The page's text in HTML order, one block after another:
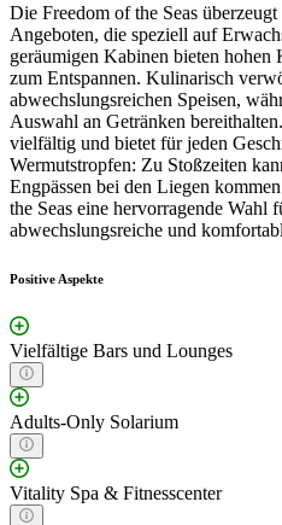
Die Freedom of the Seas
Angeboten, die speziell auf
geräumigen Kabinen bieten hohen
zum Entspannen. Kulinarisch
abwechslungsreichen Speisen,
Auswahl an Getränken
vielfältig und bietet für jeden
Wermutstropfen: Zu Stoßzeiten
Engpässen bei den Liegen
the Seas eine hervorragende Wahl
abwechslungsreiche und
Positive Aspekte
Vielfältige Bars und Lounges
Adults-Only Solarium
Vitality Spa & Fitnesscenter